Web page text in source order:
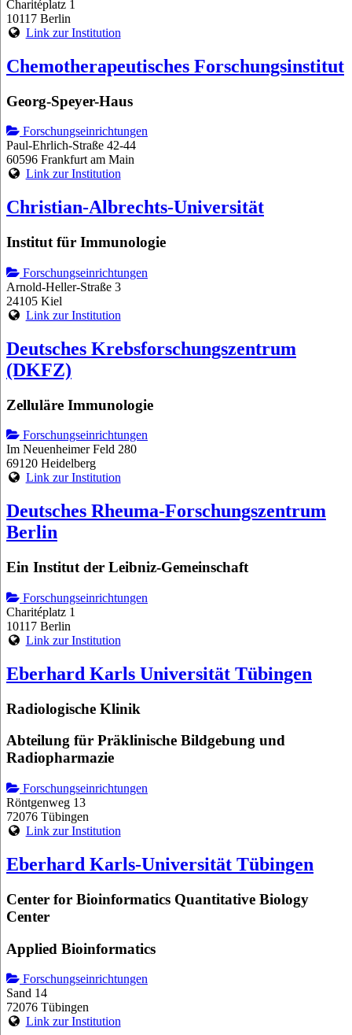
Charitéplatz 1
10117 Berlin
Link zur Institution
Chemotherapeutisches Forschungsinstitut
Georg-Speyer-Haus
Forschungseinrichtungen
Paul-Ehrlich-Straße 42-44
60596 Frankfurt am Main
Link zur Institution
Christian-Albrechts-Universität
Institut für Immunologie
Forschungseinrichtungen
Arnold-Heller-Straße 3
24105 Kiel
Link zur Institution
Deutsches Krebsforschungszentrum
(DKFZ)
Zelluläre Immunologie
Forschungseinrichtungen
Im Neuenheimer Feld 280
69120 Heidelberg
Link zur Institution
Deutsches Rheuma-Forschungszentrum
Berlin
Ein Institut der Leibniz-Gemeinschaft
Forschungseinrichtungen
Charitéplatz 1
10117 Berlin
Link zur Institution
Eberhard Karls Universität Tübingen
Radiologische Klinik
Abteilung für Präklinische Bildgebung und
Radiopharmazie
Forschungseinrichtungen
Röntgenweg 13
72076 Tübingen
Link zur Institution
Eberhard Karls-Universität Tübingen
Center for Bioinformatics Quantitative Biology
Center
Applied Bioinformatics
Forschungseinrichtungen
Sand 14
72076 Tübingen
Link zur Institution